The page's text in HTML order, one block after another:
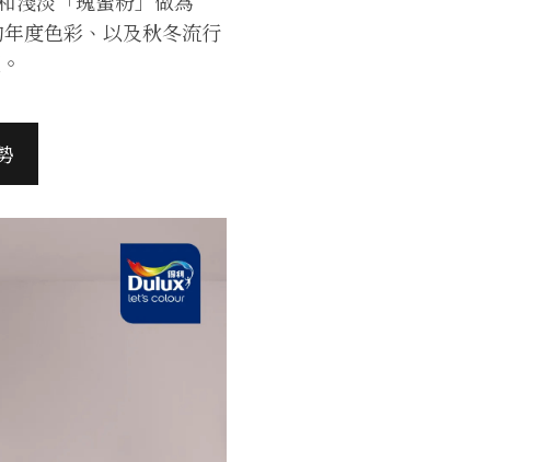
度色彩、以及秋冬流行